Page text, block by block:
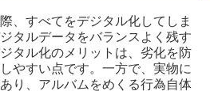
、すべてをデジタル化してしま
タルデータをバランスよく残す
タル化のメリットは、劣化を防
やすい点です。一方で、実物に
り、アルバムをめくる行為自体